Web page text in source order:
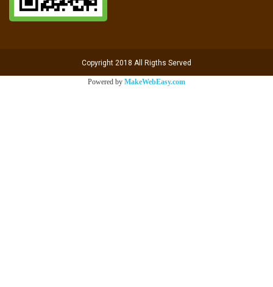
Copyright 2018 All Rigths Served
Powered by MakeWebEasy.com